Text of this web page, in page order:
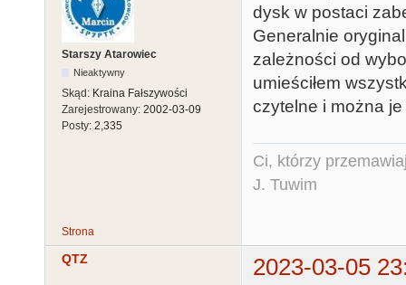
Starszy Atarowiec
Nieaktywny
Skąd: Kraina Fałszywości
Zarejestrowany: 2002-03-09
Posty: 2,335
dysk w postaci
Generalnie
zależności od
umieściłem
czytelne i można
Ci, którzy
J. Tuwim
Strona
QTZ
2023-03-05